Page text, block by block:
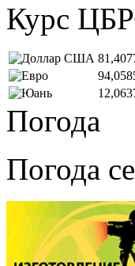
Курс
Погода
Погода